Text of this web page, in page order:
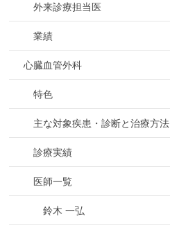
外来診療担当医
業績
心臓血管外科
特色
主な対象疾患・診断と治療方法
診療実績
医師一覧
鈴木 一弘